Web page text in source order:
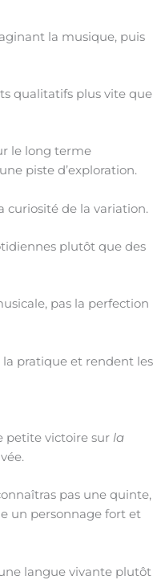
la musique, puis
qualitatifs plus vite que
le long terme
piste d’exploration.
curiosité de la variation.
plutôt que des
pas la perfection
pratique et rendent les
petite victoire sur la
pas une quinte,
un personnage fort et
langue vivante plutôt